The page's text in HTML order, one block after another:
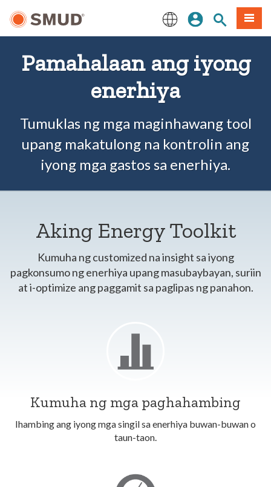
English
Mag-sign InMenu
Pamahalaan ang iyong
enerhiya
Tumuklas ng mga maginhawang tool
upang makatulong na kontrolin ang
iyong mga gastos sa enerhiya.
Aking Energy Toolkit
Kumuha ng customized na insight sa iyong
pagkonsumo ng enerhiya upang masubaybayan, suriin
at i-optimize ang paggamit sa paglipas ng panahon.
Kumuha ng mga paghahambing
Ihambing ang iyong mga singil sa enerhiya buwan-buwan o
taun-taon.